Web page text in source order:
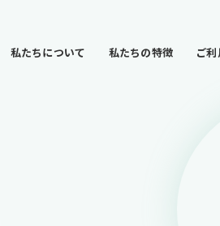
私たちについて 私たちの特徴 ご